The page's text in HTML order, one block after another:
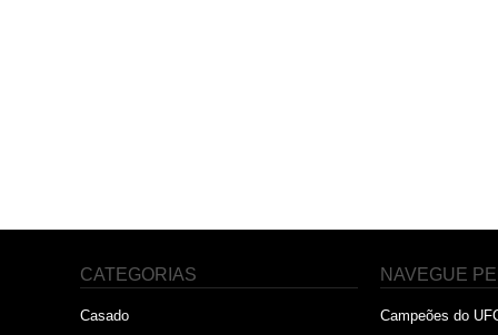
CATEGORIAS
Casado
NAVEGUE
Campeões do